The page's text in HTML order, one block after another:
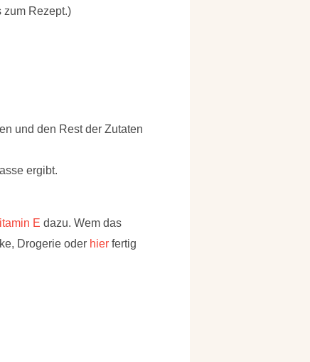
zum Rezept.)
und den Rest der Zutaten
ergibt.
E dazu. Wem das
Drogerie oder hier fertig